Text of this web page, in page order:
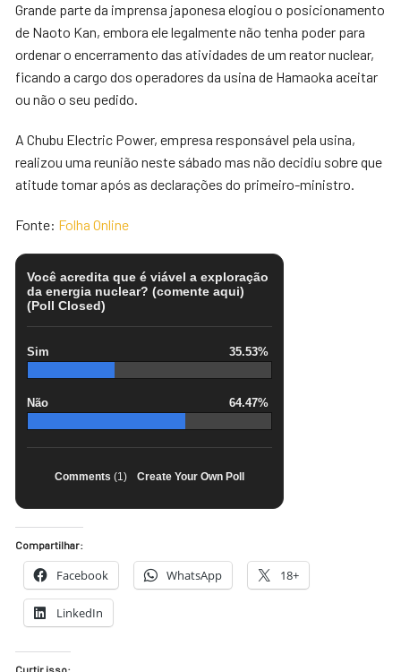
Grande parte da imprensa japonesa elogiou o posicionamento
de Naoto Kan, embora ele legalmente não tenha poder para
ordenar o encerramento das atividades de um reator nuclear,
ficando a cargo dos operadores da usina de Hamaoka aceitar
ou não o seu pedido.
A Chubu Electric Power, empresa responsável pela usina,
realizou uma reunião neste sábado mas não decidiu sobre que
atitude tomar após as declarações do primeiro-ministro.
Fonte: Folha Online
Você acredita que é viável a exploração
da energia nuclear? (comente aqui)
(Poll Closed)
Sim 35.53%
Não 64.47%
Comments(1) Create Your Own Poll
Compartilhar:
Facebook WhatsApp 18+
LinkedIn
Curtir isso: